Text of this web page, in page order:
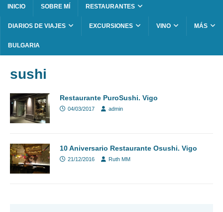
INICIO SOBRE MÍ RESTAURANTES
DIARIOS DE VIAJES EXCURSIONES VINO MÁS
BULGARIA
sushi
Restaurante PuroSushi. Vigo
04/03/2017 admin
10 Aniversario Restaurante Osushi. Vigo
21/12/2016 Ruth MM